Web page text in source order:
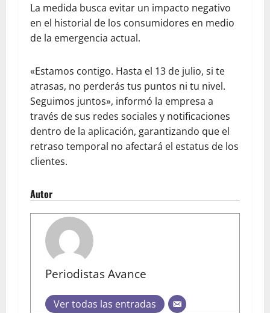
La medida busca evitar un impacto negativo
en el historial de los consumidores en medio
de la emergencia actual.
«Estamos contigo. Hasta el 13 de julio, si te
atrasas, no perderás tus puntos ni tu nivel.
Seguimos juntos», informó la empresa a
través de sus redes sociales y notificaciones
dentro de la aplicación, garantizando que el
retraso temporal no afectará el estatus de los
clientes.
Autor
Periodistas Avance
Ver todas las entradas